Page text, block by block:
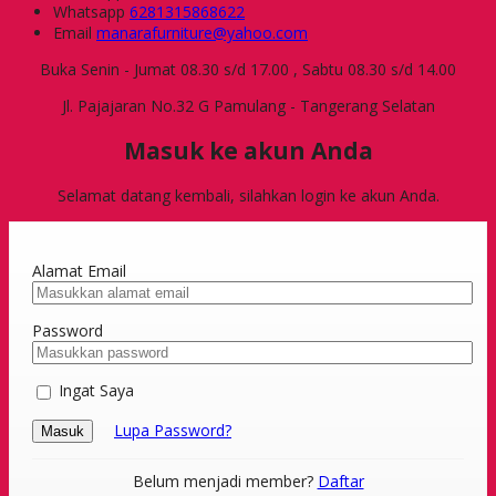
Whatsapp 6281315868622
Email manarafurniture@yahoo.com
Buka Senin - Jumat 08.30 s/d 17.00 , Sabtu 08.30 s/d 14.00
Jl. Pajajaran No.32 G Pamulang - Tangerang Selatan
Masuk ke akun Anda
Selamat datang kembali, silahkan login ke akun Anda.
Alamat Email
Password
Ingat Saya
Masuk Lupa Password?
Belum menjadi member? Daftar